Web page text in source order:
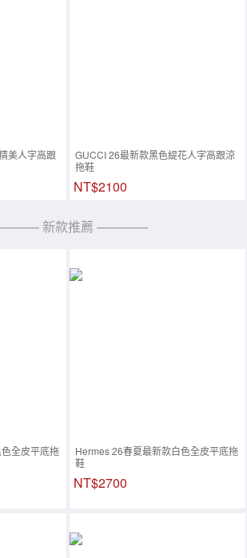
美人字高跟
GUCCI 26最新款黑色緹花人字高跟涼
拖鞋
NT$2100
新款推薦 ————
全皮平底拖
Hermes 26春夏最新款白色全皮平底拖
鞋
NT$2700